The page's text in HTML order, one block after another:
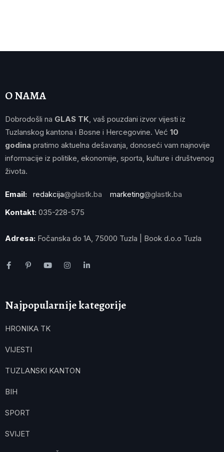
O NAMA
Dobrodošli na GLAS TK , vaš pouzdani izvor vijesti iz
Tuzlanskog kantona i Bosne i Hercegovine. Već 10
godina pratimo aktuelna dešavanja, donoseći vam najnovije
informacije iz politike, ekonomije, sporta, kulture i društvenog
života.
Email: redakcija@glastk.ba marketing@glastk.ba
Kontakt: 035-228-575
Adresa: Fočanska do 1A, 75000 Tuzla | Book d.o.o Tuzla
Najpopularnije kategorije
HRONIKA TK
VIJESTI
TUZLANSKI KANTON
BIH
SPORT
SVIJET